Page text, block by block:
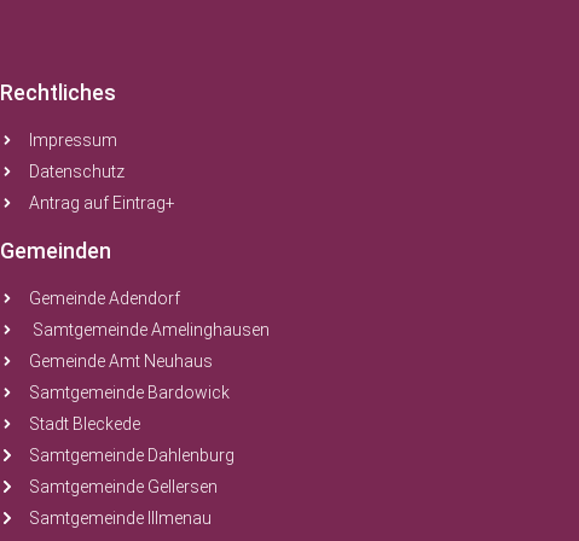
Rechtliches
Impressum
Datenschutz
Antrag auf Eintrag+
Gemeinden
Gemeinde Adendorf
Samtgemeinde Amelinghausen
Gemeinde Amt Neuhaus
Samtgemeinde Bardowick
Stadt Bleckede
Samtgemeinde Dahlenburg
Samtgemeinde Gellersen
Samtgemeinde Illmenau